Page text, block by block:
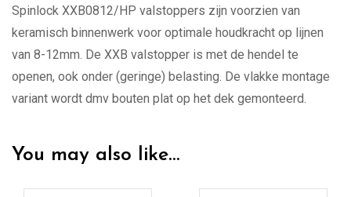
Spinlock XXB0812/HP valstoppers zijn voorzien van
keramisch binnenwerk voor optimale houdkracht op lijnen
van 8-12mm. De XXB valstopper is met de hendel te
openen, ook onder (geringe) belasting. De vlakke montage
variant wordt dmv bouten plat op het dek gemonteerd.
You may also like…